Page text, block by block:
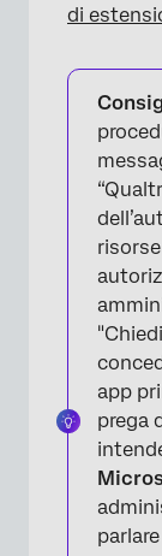
di
app
prega